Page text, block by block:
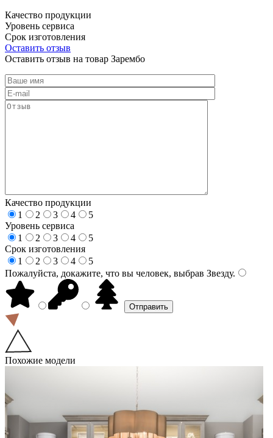
Качество продукции
Уровень сервиса
Срок изготовления
Оставить отзыв
Оставить отзыв на товар Зарембо
Качество продукции
1
2 3 4
5
Уровень сервиса
1
2 3 4
5
Срок изготовления
1
2 3 4
5
Пожалуйста, докажите, что вы человек, выбрав Звезду.
Похожие модели